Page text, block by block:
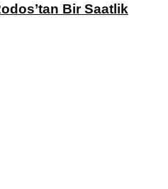
Bir Saatlik